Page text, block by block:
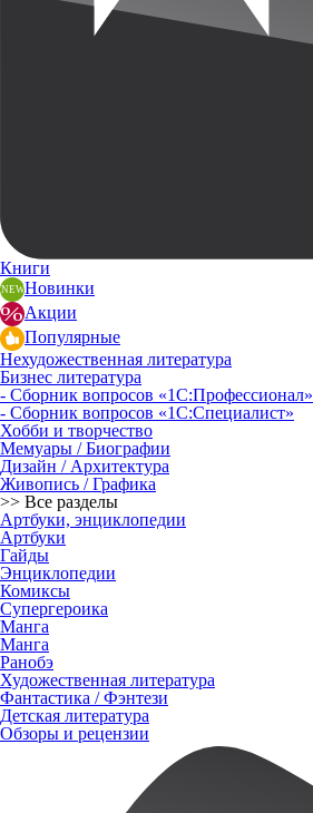
Книги
Новинки
Акции
Популярные
Нехудожественная литература
Бизнес литература
- Сборник вопросов «1С:Профессионал»
- Сборник вопросов «1С:Специалист»
Хобби и творчество
Мемуары / Биографии
Дизайн / Архитектура
Живопись / Графика
>> Все разделы
Артбуки, энциклопедии
Артбуки
Гайды
Энциклопедии
Комиксы
Супергероика
Манга
Манга
Ранобэ
Художественная литература
Фантастика / Фэнтези
Детская литература
Обзоры и рецензии